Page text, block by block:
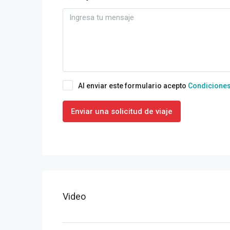
Al enviar este formulario acepto
Enviar una solicitud de viaje
Video